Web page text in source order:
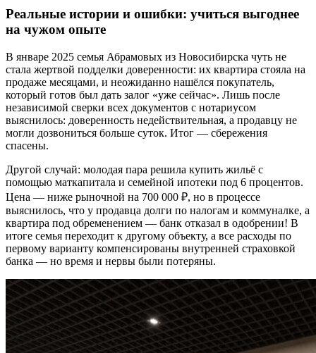
Реальные истории и ошибки: учиться выгоднее
на чужом опыте
В январе 2025 семья Абрамовых из Новосибирска чуть не
стала жертвой подделки доверенности: их квартира стояла на
продаже месяцами, и неожиданно нашёлся покупатель,
который готов был дать залог «уже сейчас». Лишь после
независимой сверки всех документов с нотариусом
выяснилось: доверенность недействительная, а продавцу не
могли дозвониться больше суток. Итог — сбережения
спасены.
Другой случай: молодая пара решила купить жильё с
помощью маткапитала и семейной ипотеки под 6 процентов.
Цена — ниже рыночной на 700 000 ₽, но в процессе
выяснилось, что у продавца долги по налогам и коммуналке, а
квартира под обременением — банк отказал в одобрении! В
итоге семья переходит к другому объекту, а все расходы по
первому варианту компенсированы внутренней страховкой
банка — но время и нервы были потеряны.